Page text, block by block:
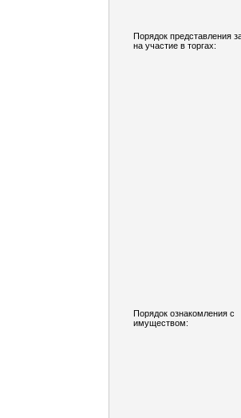
Порядок представления
на участие в торгах:
Порядок ознакомления с
имуществом: